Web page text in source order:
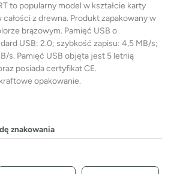
to popularny model w kształcie karty
z drewna. Produkt zapakowany w
brązowym. Pamięć USB o
USB: 2.0; szybkość zapisu: 4,5 MB/s;
s. Pamięć USB objęta jest 5 letnią
posiada certyfikat CE.
opakowanie.
znakowania